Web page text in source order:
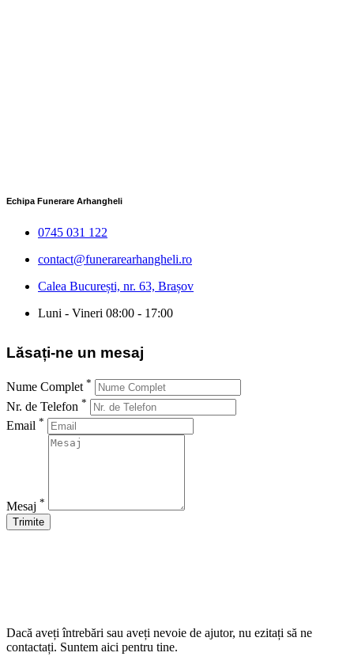
Echipa Funerare Arhangheli
0745 031 122
contact@funerarearhangheli.ro
Calea București, nr. 63, Brașov
Luni - Vineri 08:00 - 17:00
Lăsați-ne un mesaj
Nume Complet *
Nr. de Telefon *
Email *
Mesaj *
Dacă aveți întrebări sau aveți nevoie de ajutor, nu ezitați să ne
contactați. Suntem aici pentru tine.